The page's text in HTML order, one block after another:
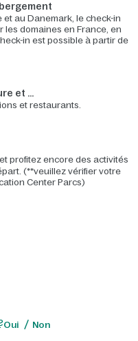
au Danemark, le check-in
les domaines en France, en
in est possible à partir de
et …
et restaurants.
profitez encore des activités
(**veuillez vérifier votre
Center Parcs)
Oui Non